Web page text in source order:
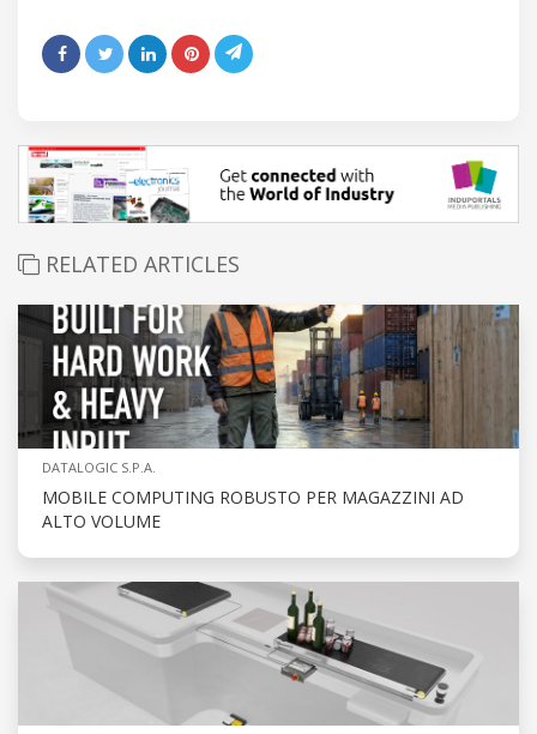
RELATED ARTICLES
DATALOGIC S.P.A.
MOBILE COMPUTING ROBUSTO PER MAGAZZINI AD
ALTO VOLUME